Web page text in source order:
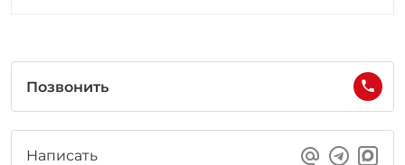
Позвонить
Написать